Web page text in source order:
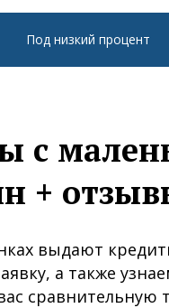
Под низкий процент
с
+
выдают
а также
сравнительную